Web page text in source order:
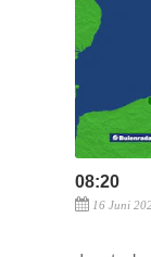
08:20
16 Juni